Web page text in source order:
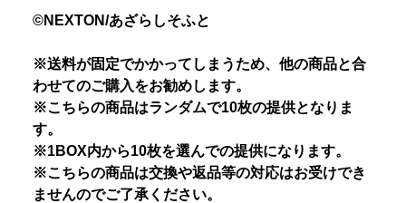
©NEXTON/あざらしそふと
※送料が固定でかかってしまうため、他の商品と合
わせてのご購入をお勧めします。
※こちらの商品はランダムで10枚の提供となりま
す。
※1BOX内から10枚を選んでの提供になります。
※こちらの商品は交換や返品等の対応はお受けでき
ませんのでご了承ください。